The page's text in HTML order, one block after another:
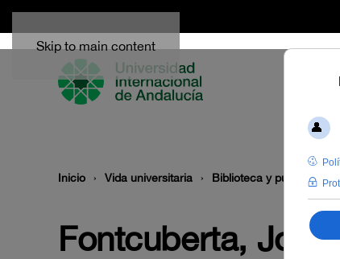
Skip to main content
Inicio Vida universitaria Biblioteca y publicaciones
Fontcuberta, Joan